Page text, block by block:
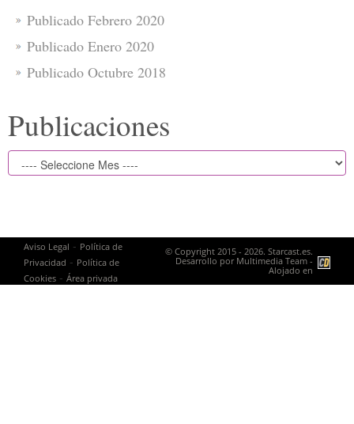
Publicado Febrero 2020
Publicado Enero 2020
Publicado Octubre 2018
Publicaciones
Aviso Legal - Política de
Privacidad - Política de
Cookies - Área privada
© Copyright 2015 - 2026. Starcast.es.
Desarrollo por Multimedia Team -
Alojado en